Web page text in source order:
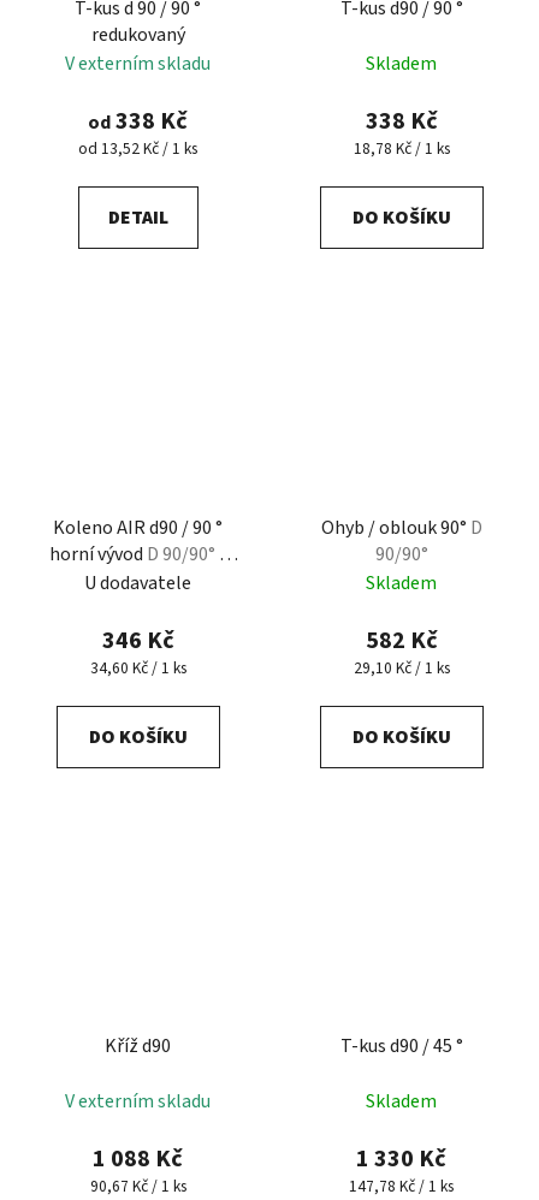
T-kus d 90 / 90 °
redukovaný
V externím skladu
od338 Kč
Měrná
od 13,52 Kč / 1 ks
DETAIL
T-kus d90 / 90 °
Skladem
338 Kč
Měrná
18,78 Kč / 1 ks
DO KOŠÍKU
Koleno AIR d90 / 90 °
horní vývod D 90/90° -
horní vývod d25
U dodavatele
346 Kč
Měrná
34,60 Kč / 1 ks
DO KOŠÍKU
Ohyb / oblouk 90° D
90/90°
Skladem
582 Kč
Měrná
29,10 Kč / 1 ks
DO KOŠÍKU
Kříž d90
V externím skladu
1 088 Kč
Měrná
90,67 Kč / 1 ks
T-kus d90 / 45 °
Skladem
1 330 Kč
Měrná
147,78 Kč / 1 ks